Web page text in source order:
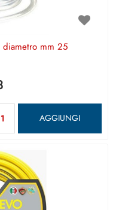
diametro mm 25
AGGIUNGI